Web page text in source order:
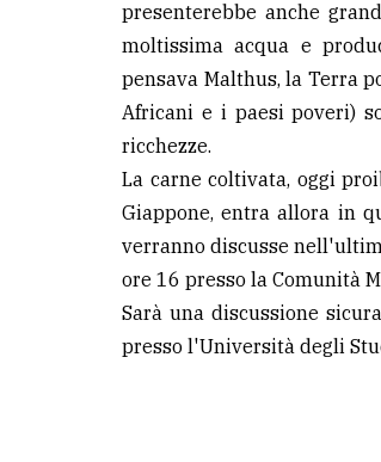
presenterebbe anche
moltissima acqua e
pensava Malthus, la Terra
Africani e i paesi poveri)
ricchezze.
La carne coltivata, oggi
Giappone, entra allora in
verranno discusse
ore 16 presso la Comunità
Sarà una discussione
presso l'Università degli